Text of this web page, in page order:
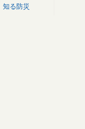
知る防災